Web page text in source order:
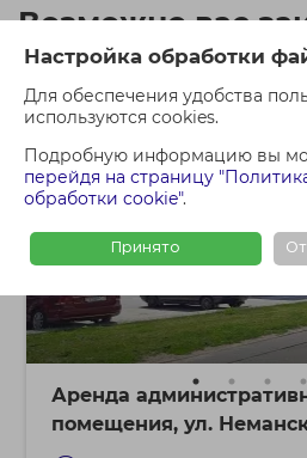
Настройка обработки
Для обеспечения удобства
используются cookies.
Подробную информацию вы
перейдя на страницу
обработки cookie".
Принято
Возможно вас
Аренда
помещения, ул.